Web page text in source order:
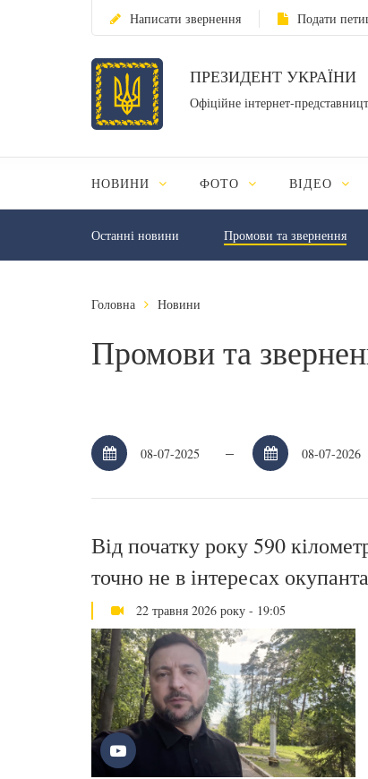
Написати звернення Подати
ПРЕЗИДЕНТ УКРАЇНИ
Офіційне інтернет-
НОВИНИ ФОТО ВІДЕО
Останні новини Промови та звернення
Головна Новини
Промови та
–
Від початку року 590
точно не в інтересах
22 травня 2026 року - 19:05